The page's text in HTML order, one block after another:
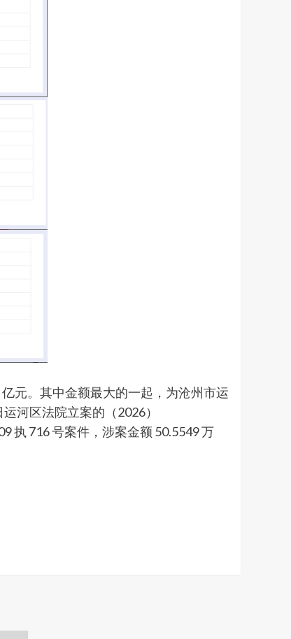
元。其中金额最大的一起，为沧州市运
河区法院立案的（2026）
执 716 号案件，涉案金额 50.5549 万